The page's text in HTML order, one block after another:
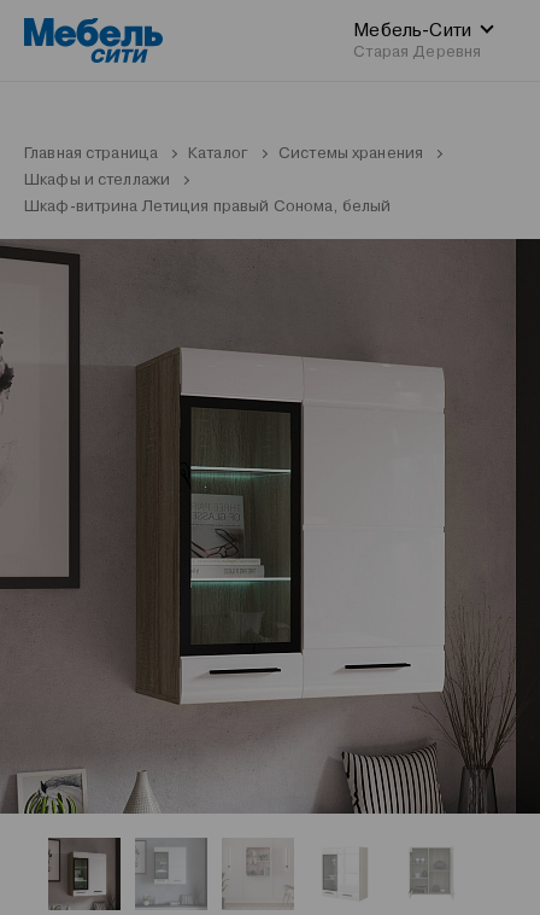
Мебель-Сити
Старая Деревня
Главная страница Каталог
Системы хранения
Шкафы и стеллажи
Шкаф-витрина Летиция правый Сонома, белый